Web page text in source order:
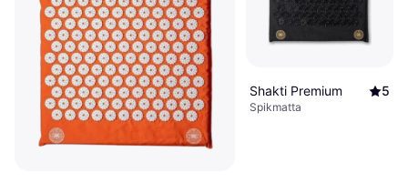
Shakti Premium 5
Spikmatta